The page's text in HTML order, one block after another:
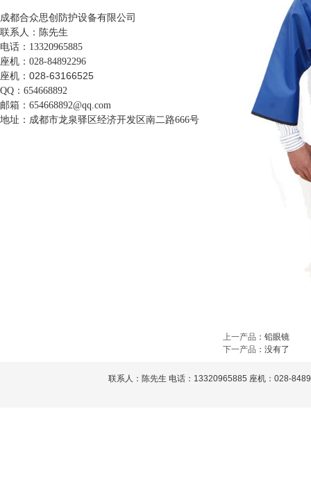
成都合众思创防护设备有限公司
联系人：陈先生
电话：13320965885
座机：028-84892296
座机：028-63166525
QQ：654668892
邮箱：654668892@qq.com
地址：成都市龙泉驿区经济开发区南二路666号
上一产品 ： 铅眼镜
下一产品 ：没有了
联系人：陈先生 电话：13320965885 座机：028-